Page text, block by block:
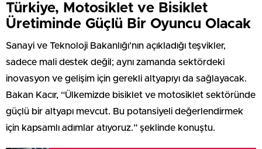
Türkiye, Motosiklet ve Bisiklet
Üretiminde Güçlü Bir Oyuncu Olacak
Sanayi ve Teknoloji Bakanlığı’nın açıkladığı teşvikler,
sadece mali destek değil; aynı zamanda sektördeki
inovasyon ve gelişim için gerekli altyapıyı da sağlayacak.
Bakan Kacır, “Ülkemizde bisiklet ve motosiklet sektöründe
güçlü bir altyapı mevcut. Bu potansiyeli değerlendirmek
için kapsamlı adımlar atıyoruz.” şeklinde konuştu.